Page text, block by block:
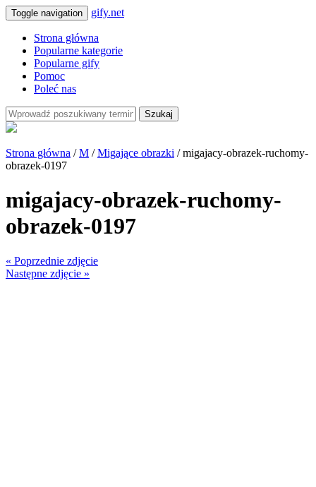
Toggle navigation gify.net
Strona główna
Popularne kategorie
Popularne gify
Pomoc
Poleć nas
Szukaj
Strona główna /M /Migające obrazki / migajacy-obrazek-ruchomy-
obrazek-0197
migajacy-obrazek-ruchomy-
obrazek-0197
« Poprzednie zdjęcie
Następne zdjęcie »